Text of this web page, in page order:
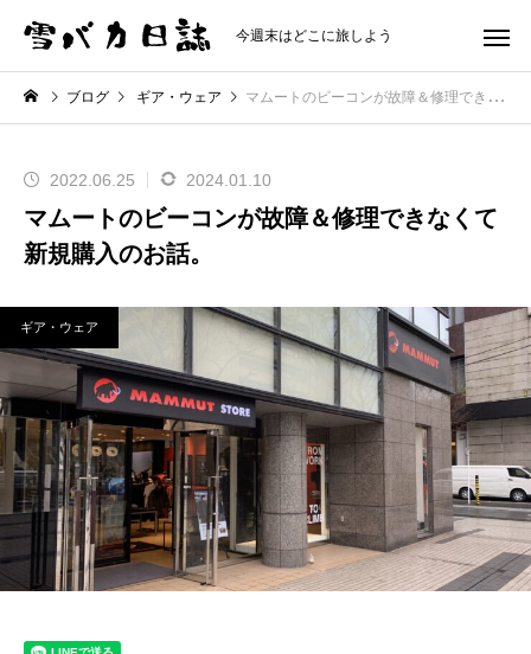
今週末はどこに旅しよう
ブログ ギア・ウェア マムートのビーコンが故障＆修理できなくて新規購入のお話。
2022.06.25 2024.01.10
マムートのビーコンが故障＆修理できなくて
新規購入のお話。
ギア・ウェア